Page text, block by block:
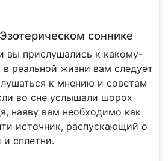
соннике
вы прислушались к какому-
реальной жизни вам следует
к мнению и советам
во сне услышали шорох
наяву вам необходимо как
источник, распускающий о
и сплетни.